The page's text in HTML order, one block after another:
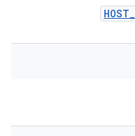
HOST_